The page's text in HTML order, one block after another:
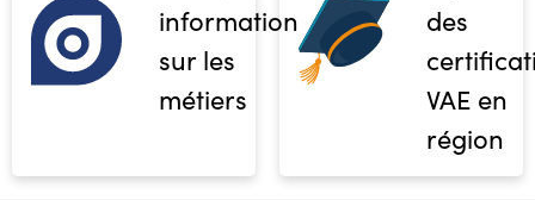
informations
sur les
métiers
des
VAE en
région